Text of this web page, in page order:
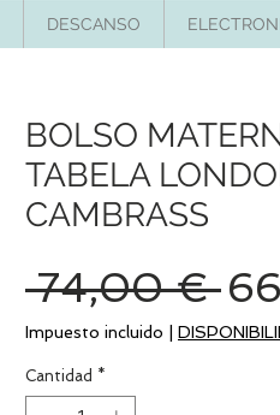
DESCANSO
BOLSO
TABELA
CAMBRASS
74,00 €
Impuesto incluido
Cantidad *